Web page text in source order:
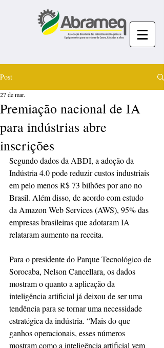
Post
Premiação nacional de IA
para indústrias abre
inscrições
27 de mar.
Segundo dados da ABDI, a adoção da
Indústria 4.0 pode reduzir custos industriais
em pelo menos R$ 73 bilhões por ano no
Brasil. Além disso, de acordo com estudo
da Amazon Web Services (AWS), 95% das
empresas brasileiras que adotaram IA
relataram aumento na receita.
Para o presidente do Parque Tecnológico de
Sorocaba, Nelson Cancellara, os dados
mostram o quanto a aplicação da
inteligência artificial já deixou de ser uma
tendência para se tornar uma necessidade
estratégica da indústria. “Mais do que
ganhos operacionais, esses números
mostram como a inteligência artificial vem